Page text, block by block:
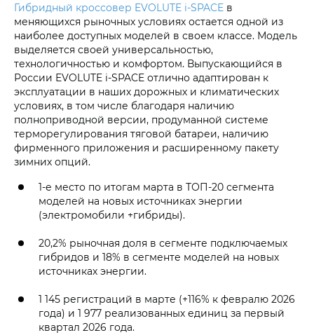
Гибридный кроссовер EVOLUTE i‑SPACE в
меняющихся рыночных условиях остается одной из
наиболее доступных моделей в своем классе. Модель
выделяется своей универсальностью,
технологичностью и комфортом. Выпускающийся в
России EVOLUTE i‑SPACE отлично адаптирован к
эксплуатации в наших дорожных и климатических
условиях, в том числе благодаря наличию
полноприводной версии, продуманной системе
терморегулирования тяговой батареи, наличию
фирменного приложения и расширенному пакету
зимних опций.
1-е место по итогам марта в ТОП-20 сегмента
моделей на новых источниках энергии
(электромобили +гибриды).
20,2% рыночная доля в сегменте подключаемых
гибридов и 18% в сегменте моделей на новых
источниках энергии.
1 145 регистраций в марте (+116% к февралю 2026
года) и 1 977 реализованных единиц за первый
квартал 2026 года.